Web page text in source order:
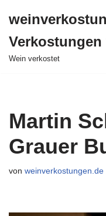
Inhalt
springen
Verkostungen
Wein verkostet
Martin
Grauer
von weinverkostungen.de